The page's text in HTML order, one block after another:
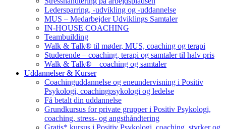
Ledersparring, -udvikling og -uddannelse
MUS – Medarbejder Udviklings Samtaler
IN-HOUSE COACHING
Teambuilding
Walk & Talk® til møder, MUS, coaching og terapi
Studerende – coaching, terapi og samtaler til halv pris
Walk & Talk® – coaching og samtaler
Uddannelser & Kurser
Coachinguddannelse og eneundervisning i Positiv
Psykologi, coachingpsykologi og ledelse
Få betalt din uddannelse
Grundkursus for private grupper i Positiv Psykologi,
coaching, stress- og angsthåndtering
Gratis* kursus i Positiv Psykologi, coaching, styrker og